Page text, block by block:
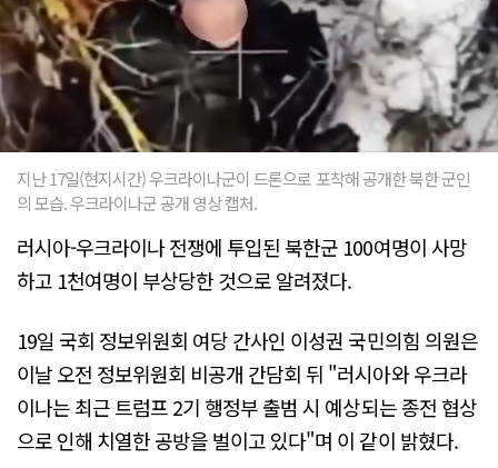
지난 17일(현지시간) 우크라이나군이 드론으로 포착해 공개한 북한 군인
의 모습. 우크라이나군 공개 영상 캡처.
러시아-우크라이나 전쟁에 투입된 북한군 100여명이 사망
하고 1천여명이 부상당한 것으로 알려졌다.
19일 국회 정보위원회 여당 간사인 이성권 국민의힘 의원은
이날 오전 정보위원회 비공개 간담회 뒤 "러시아와 우크라
이나는 최근 트럼프 2기 행정부 출범 시 예상되는 종전 협상
으로 인해 치열한 공방을 벌이고 있다"며 이 같이 밝혔다.